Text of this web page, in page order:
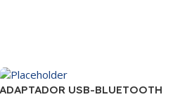
ADAPTADOR USB-BLUETOOTH